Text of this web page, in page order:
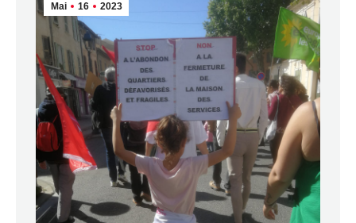
Mai 16 2023